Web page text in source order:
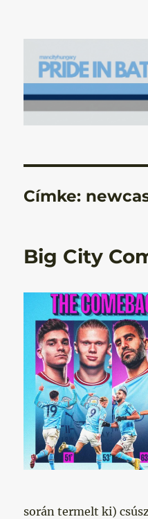
Manchester
Battle
Címke:
Big City
során termelt ki)